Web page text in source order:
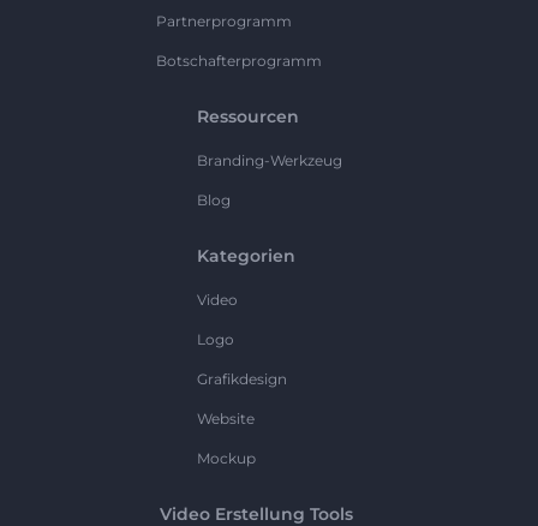
Partnerprogramm
Botschafterprogramm
Ressourcen
Branding-Werkzeug
Blog
Kategorien
Video
Logo
Grafikdesign
Website
Mockup
Video Erstellung Tools